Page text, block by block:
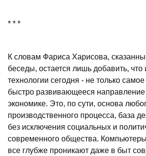
* * *
К словам Фариса Харисова,
беседы, остается лишь добавить,
технологии сегодня - не только
быстро развивающееся
экономике. Это, по сути, основа
производственного процесса, база
без исключения социальных и
современного общества.
все глубже проникают даже в быт